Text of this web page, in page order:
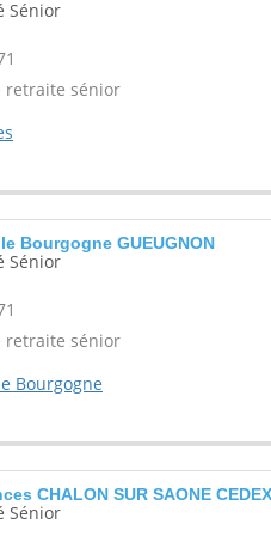
Sénior
retraite sénior
Bourgogne GUEUGNON
Sénior
retraite sénior
Bourgogne
CHALON SUR SAONE CEDEX
Sénior